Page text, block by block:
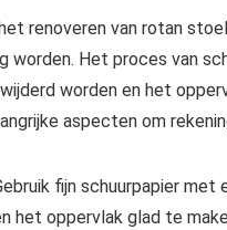
renoveren van rotan
worden. Het proces van
worden en het
aspecten om
fijn schuurpapier
het oppervlak glad te